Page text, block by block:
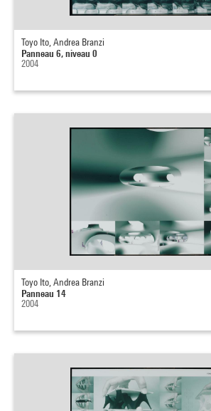
Toyo Ito, Andrea Branzi
Panneau 6, niveau 0
2004
Toyo Ito, Andrea Branzi
Panneau 14
2004